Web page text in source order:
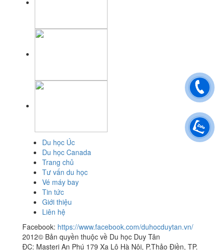
Du học Úc
Du học Canada
Trang chủ
Tư vấn du học
Vé máy bay
Tin tức
Giới thiệu
Liên hệ
Facebook: https://www.facebook.com/duhocduytan.vn/
2012© Bản quyền thuộc về Du học Duy Tân
ĐC: Masteri An Phú 179 Xa Lộ Hà Nội, P.Thảo Điền, TP.